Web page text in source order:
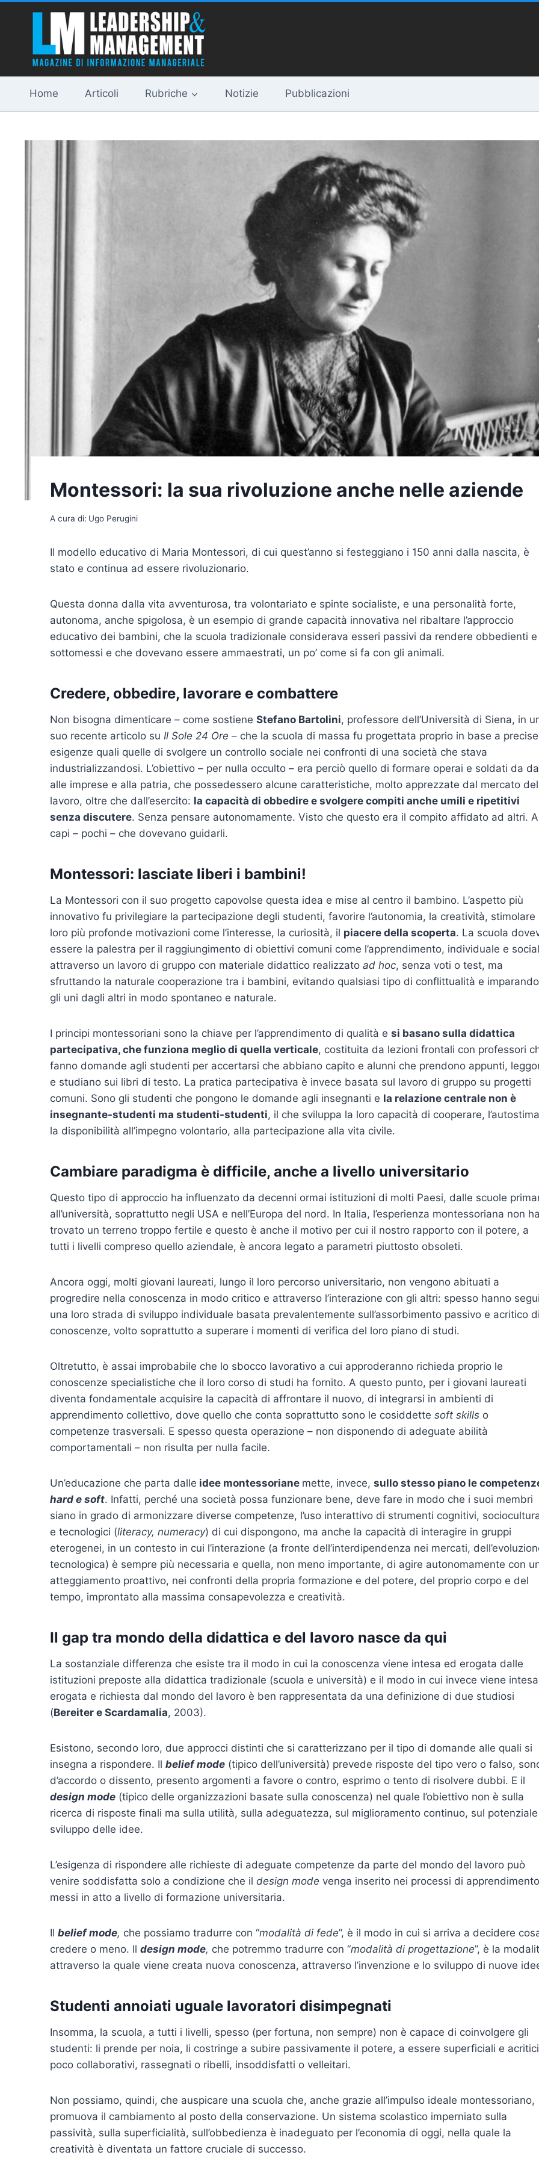
Home Articoli Rubriche Notizie Pubblicazioni
Montessori: la sua rivoluzione anche nelle aziende
A cura di: Ugo Perugini
Il modello educativo di Maria Montessori, di cui quest’anno si festeggiano i 150 anni dalla nascita, è
stato e continua ad essere rivoluzionario.
Questa donna dalla vita avventurosa, tra volontariato e spinte socialiste, e una personalità forte,
autonoma, anche spigolosa, è un esempio di grande capacità innovativa nel ribaltare l’approccio
educativo dei bambini, che la scuola tradizionale considerava esseri passivi da rendere obbedienti e
sottomessi e che dovevano essere ammaestrati, un po’ come si fa con gli animali.
Credere, obbedire, lavorare e combattere
Non bisogna dimenticare – come sostiene Stefano Bartolini, professore dell’Università di Siena, in
suo recente articolo su Il Sole 24 Ore – che la scuola di massa fu progettata proprio in base a precise
esigenze quali quelle di svolgere un controllo sociale nei confronti di una società che stava
industrializzandosi. L’obiettivo – per nulla occulto – era perciò quello di formare operai e soldati da
alle imprese e alla patria, che possedessero alcune caratteristiche, molto apprezzate dal mercato del
lavoro, oltre che dall’esercito: la capacità di obbedire e svolgere compiti anche umili e ripetitivi
senza discutere. Senza pensare autonomamente. Visto che questo era il compito affidato ad altri.
capi – pochi – che dovevano guidarli.
Montessori: lasciate liberi i bambini!
La Montessori con il suo progetto capovolse questa idea e mise al centro il bambino. L’aspetto più
innovativo fu privilegiare la partecipazione degli studenti, favorire l’autonomia, la creatività, stimolare
loro più profonde motivazioni come l’interesse, la curiosità, il piacere della scoperta. La scuola
essere la palestra per il raggiungimento di obiettivi comuni come l’apprendimento, individuale e
attraverso un lavoro di gruppo con materiale didattico realizzato ad hoc, senza voti o test, ma
sfruttando la naturale cooperazione tra i bambini, evitando qualsiasi tipo di conflittualità e imparando
gli uni dagli altri in modo spontaneo e naturale.
I principi montessoriani sono la chiave per l’apprendimento di qualità e si basano sulla didattica
partecipativa, che funziona meglio di quella verticale, costituita da lezioni frontali con professori
fanno domande agli studenti per accertarsi che abbiano capito e alunni che prendono appunti,
e studiano sui libri di testo. La pratica partecipativa è invece basata sul lavoro di gruppo su progetti
comuni. Sono gli studenti che pongono le domande agli insegnanti e la relazione centrale non è
insegnante-studenti ma studenti-studenti, il che sviluppa la loro capacità di cooperare,
la disponibilità all’impegno volontario, alla partecipazione alla vita civile.
Cambiare paradigma è difficile, anche a livello universitario
Questo tipo di approccio ha influenzato da decenni ormai istituzioni di molti Paesi, dalle scuole
all’università, soprattutto negli USA e nell’Europa del nord. In Italia, l’esperienza montessoriana non ha
trovato un terreno troppo fertile e questo è anche il motivo per cui il nostro rapporto con il potere, a
tutti i livelli compreso quello aziendale, è ancora legato a parametri piuttosto obsoleti.
Ancora oggi, molti giovani laureati, lungo il loro percorso universitario, non vengono abituati a
progredire nella conoscenza in modo critico e attraverso l’interazione con gli altri: spesso hanno
una loro strada di sviluppo individuale basata prevalentemente sull’assorbimento passivo e acritico di
conoscenze, volto soprattutto a superare i momenti di verifica del loro piano di studi.
Oltretutto, è assai improbabile che lo sbocco lavorativo a cui approderanno richieda proprio le
conoscenze specialistiche che il loro corso di studi ha fornito. A questo punto, per i giovani laureati
diventa fondamentale acquisire la capacità di affrontare il nuovo, di integrarsi in ambienti di
apprendimento collettivo, dove quello che conta soprattutto sono le cosiddette soft skills o
competenze trasversali. E spesso questa operazione – non disponendo di adeguate abilità
comportamentali – non risulta per nulla facile.
Un’educazione che parta dalle idee montessoriane mette, invece, sullo stesso piano le
hard e soft. Infatti, perché una società possa funzionare bene, deve fare in modo che i suoi membri
siano in grado di armonizzare diverse competenze, l’uso interattivo di strumenti cognitivi,
e tecnologici (literacy, numeracy) di cui dispongono, ma anche la capacità di interagire in gruppi
eterogenei, in un contesto in cui l’interazione (a fronte dell’interdipendenza nei mercati,
tecnologica) è sempre più necessaria e quella, non meno importante, di agire autonomamente con
atteggiamento proattivo, nei confronti della propria formazione e del potere, del proprio corpo e del
tempo, improntato alla massima consapevolezza e creatività.
Il gap tra mondo della didattica e del lavoro nasce da qui
La sostanziale differenza che esiste tra il modo in cui la conoscenza viene intesa ed erogata dalle
istituzioni preposte alla didattica tradizionale (scuola e università) e il modo in cui invece viene
erogata e richiesta dal mondo del lavoro è ben rappresentata da una definizione di due studiosi
(Bereiter e Scardamalia, 2003).
Esistono, secondo loro, due approcci distinti che si caratterizzano per il tipo di domande alle quali si
insegna a rispondere. Il belief mode (tipico dell’università) prevede risposte del tipo vero o falso,
d’accordo o dissento, presento argomenti a favore o contro, esprimo o tento di risolvere dubbi. E il
design mode (tipico delle organizzazioni basate sulla conoscenza) nel quale l’obiettivo non è sulla
ricerca di risposte finali ma sulla utilità, sulla adeguatezza, sul miglioramento continuo, sul
sviluppo delle idee.
L’esigenza di rispondere alle richieste di adeguate competenze da parte del mondo del lavoro può
venire soddisfatta solo a condizione che il design mode venga inserito nei processi di apprendimento
messi in atto a livello di formazione universitaria.
Il belief mode, che possiamo tradurre con “modalità di fede”, è il modo in cui si arriva a decidere
credere o meno. Il design mode, che potremmo tradurre con “modalità di progettazione”, è la
attraverso la quale viene creata nuova conoscenza, attraverso l’invenzione e lo sviluppo di nuove
Studenti annoiati uguale lavoratori disimpegnati
Insomma, la scuola, a tutti i livelli, spesso (per fortuna, non sempre) non è capace di coinvolgere gli
studenti: li prende per noia, li costringe a subire passivamente il potere, a essere superficiali e
poco collaborativi, rassegnati o ribelli, insoddisfatti o velleitari.
Non possiamo, quindi, che auspicare una scuola che, anche grazie all’impulso ideale montessoriano,
promuova il cambiamento al posto della conservazione. Un sistema scolastico imperniato sulla
passività, sulla superficialità, sull’obbedienza è inadeguato per l’economia di oggi, nella quale la
creatività è diventata un fattore cruciale di successo.